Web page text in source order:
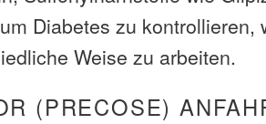
Diabetes zu kontrollieren,
Weise zu arbeiten.
(PRECOSE)